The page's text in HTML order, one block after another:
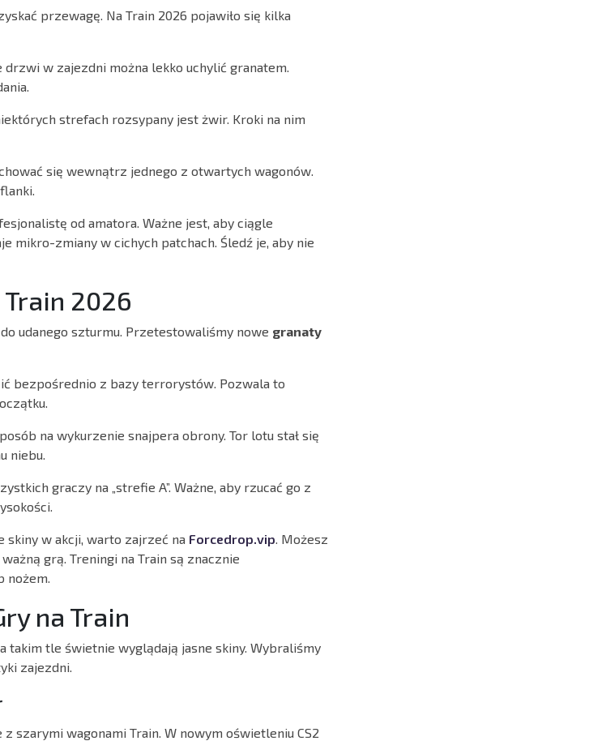
zyskać przewagę. Na Train 2026 pojawiło się kilka
drzwi w zajezdni można lekko uchylić granatem.
strefach rozsypany jest żwir. Kroki na nim
się wewnątrz jednego z otwartych wagonów.
od amatora. Ważne jest, aby ciągle
mikro-zmiany w cichych patchach. Śledź je, aby nie
2026
udanego szturmu. Przetestowaliśmy nowe granaty
bezpośrednio z bazy terrorystów. Pozwala to
na wykurzenie snajpera obrony. Tor lotu stał się
niebu.
graczy na „strefie A”. Ważne, aby rzucać go z
w akcji, warto zajrzeć na Forcedrop.vip . Możesz
grą. Treningi na Train są znacznie
nożem.
na Train
takim tle świetnie wyglądają jasne skiny. Wybraliśmy
zajezdni.
szarymi wagonami Train. W nowym oświetleniu CS2